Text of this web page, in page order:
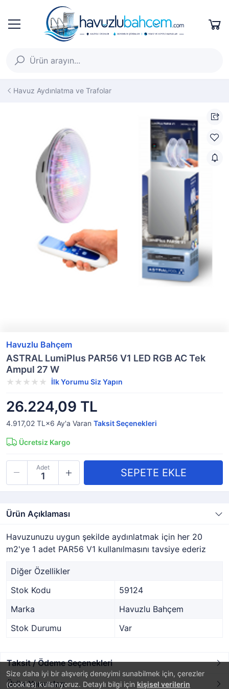
Size daha iyi bir alışveriş deneyimi sunabilmek için, çerezler
(cookies) kullanıyoruz. Detaylı bilgi için kişisel verilerin
Havuz Aydınlatma ve Trafolar
Havuzlu Bahçem
ASTRAL LumiPlus PAR56 V1 LED RGB AC Tek
Ampul 27 W
İlk Yorumu Siz Yapın
26.224,09 TL
4.917,02 TL×6 Ay'a Varan Taksit Seçenekleri
Ücretsiz Kargo
Adet
Ürün Açıklaması
Havuzunuzu uygun şekilde aydınlatmak için her 20
m2'ye 1 adet PAR56 V1 kullanılmasını tavsiye ederiz
Diğer Özellikler
Stok Kodu
59124
Marka
Havuzlu Bahçem
Stok Durumu
Var
Taksit / Ödeme Seçenekleri
Ürün Yorumları